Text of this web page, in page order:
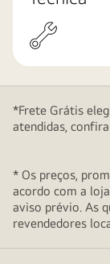
*Frete Grátis
atendidas,
* Os preços,
acordo com a
aviso prévio. As
revendedores